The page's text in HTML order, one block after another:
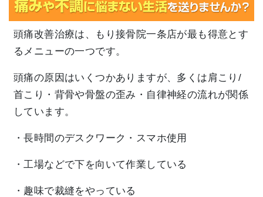
頭痛改善治療は、もり接骨院一条店が最も得意とす
るメニューの一つです。
頭痛の原因はいくつかありますが、多くは肩こり/
首こり・背骨や骨盤の歪み・自律神経の流れが関係
しています。
・長時間のデスクワーク・スマホ使用
・工場などで下を向いて作業している
・趣味で裁縫をやっている